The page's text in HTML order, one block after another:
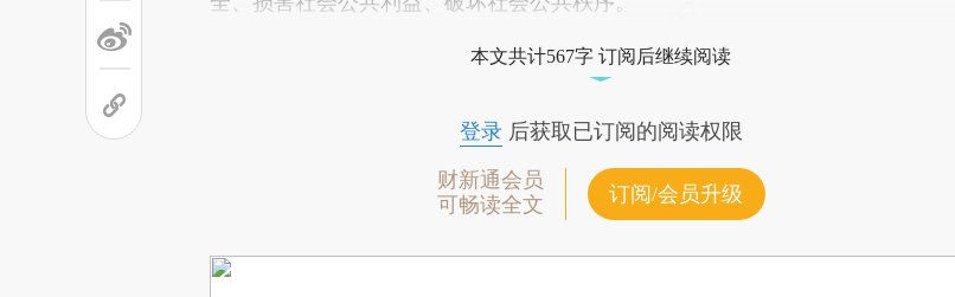
本文共计567字 订阅后继续阅读
登录后获取已订阅的阅读权限
财新通会员
可畅读全文
订阅/会员升级